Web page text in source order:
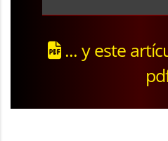
... y este